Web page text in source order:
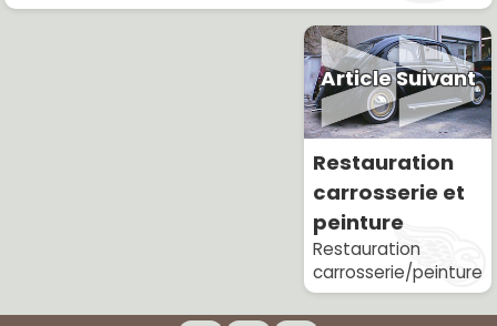
Article Suivant
Restauration
carrosserie et
peinture
Restauration
carrosserie/peinture